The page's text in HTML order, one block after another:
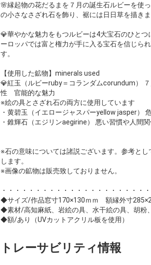
🌸縁起物の花だるまを７月の誕生石ルビーを使
の小さなさざれ石を飾り、裾には日日草を描きま
💎華やかな魅力をもつルビーは4大宝石のひと
ーロッパでは富と権力が手に入る宝石を信じら
す。
【使用した鉱物】minerals used
💎紅玉（ルビーruby＝コランダムcorundum）
性 官能的な魅力
※絵の具とさざれ石の両方に使用しています
・黄碧玉（イエロージャスパーyellow jasper）
・錐輝石（エジリンaegirine） 悪い習慣や人間
※石の意味については諸説ございます。参考と
します。
※画像の鉱物は販売致しておりません。
・・・・・・・・・・・・・・・・・・・・・
◆サイズ/作品窓寸170×130ｍｍ 額縁外寸
◆素材/高知麻紙、岩絵の具、水干絵の具、胡粉
◆額/あり（UVカットアクリル板を使用）
トレーサビリティ情報